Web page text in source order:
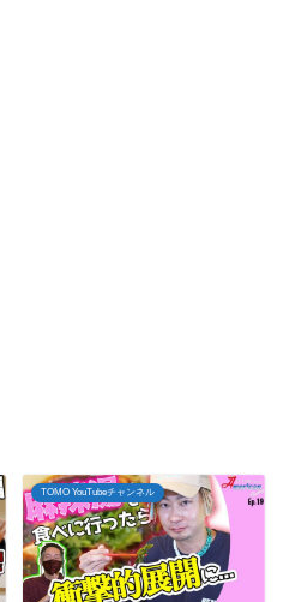
TOMO YouTubeチャンネル